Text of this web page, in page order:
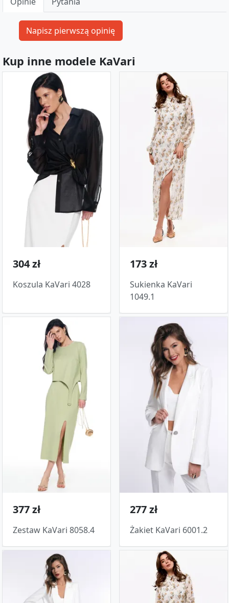
Kup inne modele KaVari
304 zł
Koszula KaVari 4028
173 zł
Sukienka KaVari
1049.1
377 zł
Zestaw KaVari 8058.4
277 zł
Żakiet KaVari 6001.2